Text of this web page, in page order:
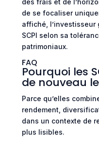
de se focaliser
affiché, l’investisseur
SCPI selon sa
patrimoniaux.
FAQ
Pourquoi les
de nouveau
Parce qu’elles
rendement,
dans un contexte de
plus lisibles.